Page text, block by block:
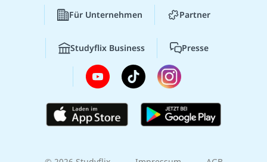
Für Unternehmen Partner
Studyflix Business Presse